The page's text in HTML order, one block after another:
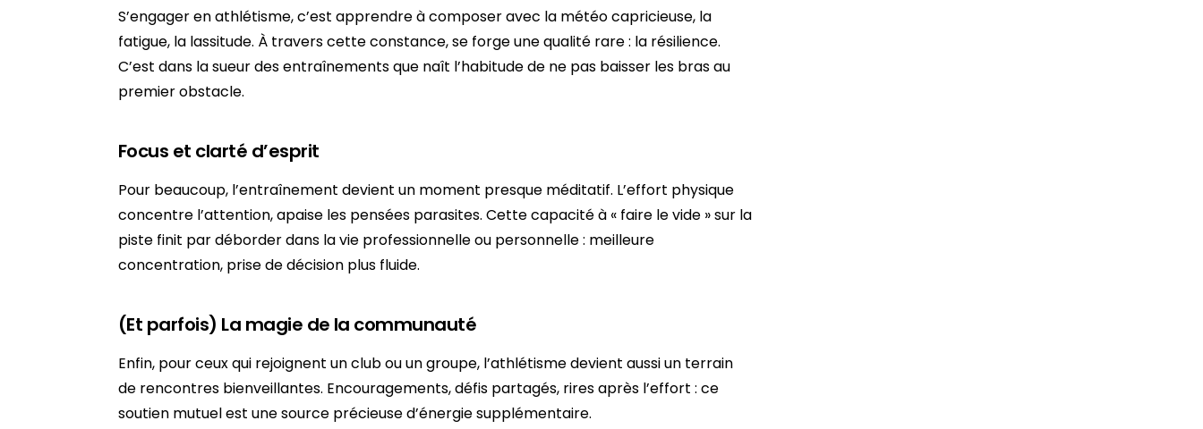
S’engager en athlétisme, c’est apprendre à composer avec la météo capricieuse, la
fatigue, la lassitude. À travers cette constance, se forge une qualité rare : la résilience.
C’est dans la sueur des entraînements que naît l’habitude de ne pas baisser les bras au
premier obstacle.
Focus et clarté d’esprit
Pour beaucoup, l’entraînement devient un moment presque méditatif. L’effort physique
concentre l’attention, apaise les pensées parasites. Cette capacité à « faire le vide » sur la
piste finit par déborder dans la vie professionnelle ou personnelle : meilleure
concentration, prise de décision plus fluide.
(Et parfois) La magie de la communauté
Enfin, pour ceux qui rejoignent un club ou un groupe, l’athlétisme devient aussi un terrain
de rencontres bienveillantes. Encouragements, défis partagés, rires après l’effort : ce
soutien mutuel est une source précieuse d’énergie supplémentaire.